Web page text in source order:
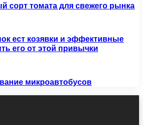
сорт томата для свежего рынка
ест козявки и эффективные
его от этой привычки
микроавтобусов